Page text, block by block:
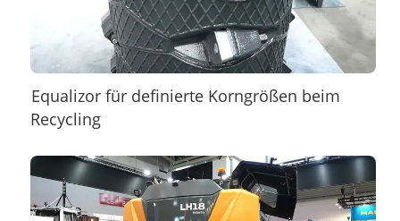
Equalizor für definierte Korngrößen beim
Recycling